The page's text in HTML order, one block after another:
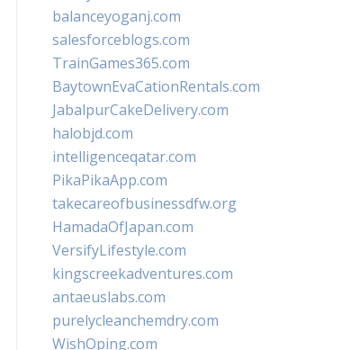
balanceyoganj.com
salesforceblogs.com
TrainGames365.com
BaytownEvaCationRentals.com
JabalpurCakeDelivery.com
halobjd.com
intelligenceqatar.com
PikaPikaApp.com
takecareofbusinessdfw.org
HamadaOfJapan.com
VersifyLifestyle.com
kingscreekadventures.com
antaeuslabs.com
purelycleanchemdry.com
WishOping.com